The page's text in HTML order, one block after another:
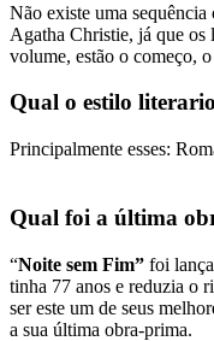
Não existe uma
Agatha Christie, já que os
volume, estão o começo,
Qual o estilo
Principalmente esses:
Qual foi a última
“Noite sem Fim” foi
tinha 77 anos e reduzia o
ser este um de seus
a sua última obra-prima.